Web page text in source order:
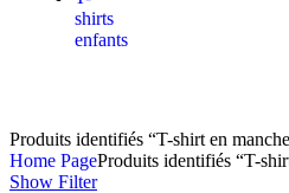
shirts
enfants
Produits identifiés “T-shirt en
Home PageProduits identifiés “T-
Show Filter